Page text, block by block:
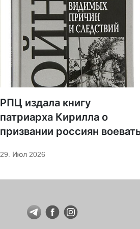
РПЦ издала книгу
патриарха Кирилла о
призвании россиян
29. Июл 2026